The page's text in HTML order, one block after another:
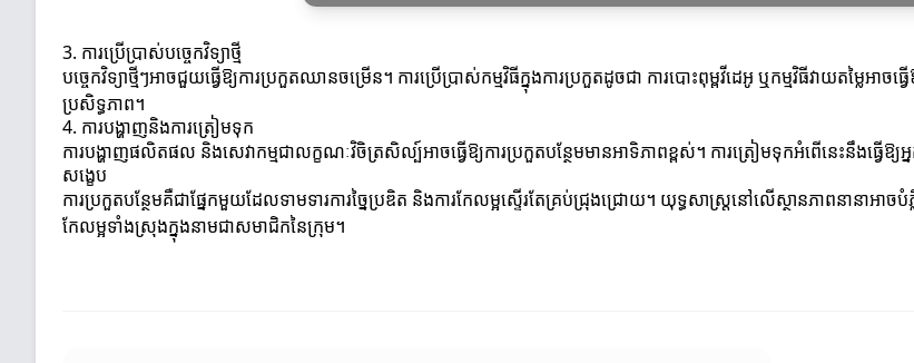
3. ការប្រើប្រាស់បច្ចេកវិទ្យាថ្មី
បច្ចេកវិទ្យាថ្មីៗអាចជួយធ្វើឱ្យការប្រកួតឈានចម្រើន។ ការប្រើប្រាស់កម្មវិធីក្នុងការប្រកួតដូចជា ការបោះពុម្ពវីដេអូ ឬកម្មវិធីវាយតម្លៃ
ប្រសិទ្ធភាព។
4. ការបង្ហាញនិងការត្រៀមទុក
ការបង្ហាញផលិតផល និងសេវាកម្មជាលក្ខណៈវិចិត្រសិល្ប៍អាចធ្វើឱ្យការប្រកួតបន្ថែមមានអាទិភាពខ្ពស់។ ការត្រៀមទុកអំពើនេះនឹងធ្វើឱ្
សង្ខេប
ការប្រកួតបន្ថែមគឺជាផ្នែកមួយដែលទាមទារ​ការច្នៃប្រឌិត និងការកែលម្អស្ទើរតែគ្រប់ជ្រុងជ្រោយ។ យុទ្ធសាស្ត្រនៅលើស្ថានភាពនានាអាចបំភ្
កែលម្អទាំងស្រុងក្នុងនាមជាសមាជិកនៃក្រុម។